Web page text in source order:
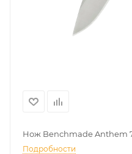
Нож Benchmade Anthem
Подробности